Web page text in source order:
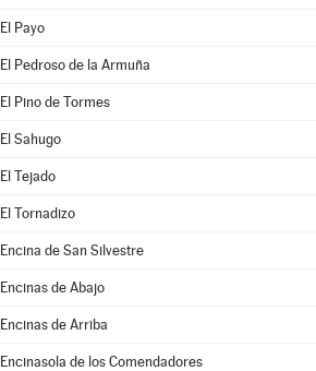
El Payo
El Pedroso de la Armuña
El Pino de Tormes
El Sahugo
El Tejado
El Tornadizo
Encina de San Silvestre
Encinas de Abajo
Encinas de Arriba
Encinasola de los Comendadores